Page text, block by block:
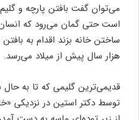
می‌توان گفت بافتن پارچه و
است حتی گمان می‌رود که
هزار سال پیش از میلاد می‌رسد.
قدیمی‌ترین گلیمی که تا به
توسط دکتر استین در نزدیکی